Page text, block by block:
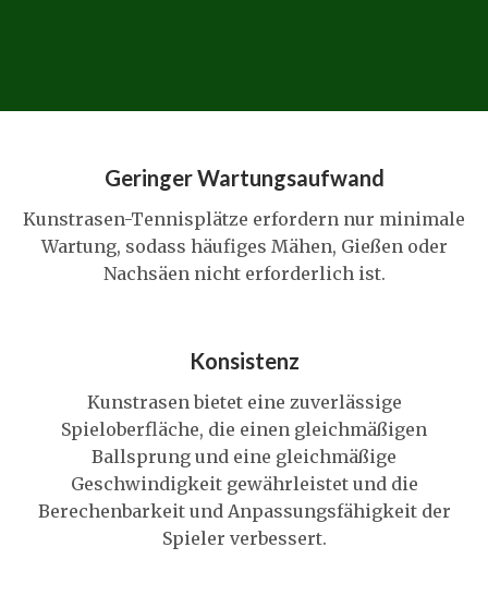
Geringer Wartungsaufwand
Kunstrasen-Tennisplätze erfordern nur minimale
Wartung, sodass häufiges Mähen, Gießen oder
Nachsäen nicht erforderlich ist.
Konsistenz
Kunstrasen bietet eine zuverlässige
Spieloberfläche, die einen gleichmäßigen
Ballsprung und eine gleichmäßige
Geschwindigkeit gewährleistet und die
Berechenbarkeit und Anpassungsfähigkeit der
Spieler verbessert.